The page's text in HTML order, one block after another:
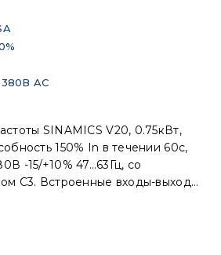
AC
SINAMICS V20, 0.75кВт,
150% In в течении 60с,
-15/+10% 47…63Гц, со
C3. Встроенные входы-выходы:
защита: IP20/UL,